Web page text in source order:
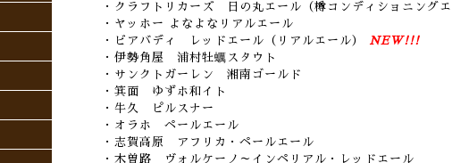
・クラフトリカーズ 日の丸エール（樽コンディショニングエ
・ヤッホー よなよなリアルエール
・ビアバディ レッドエール（リアルエール）
NEW!!!
・伊勢角屋 浦村牡蠣スタウト
・サンクトガーレン 湘南ゴールド
・箕面 ゆずホ和イト
・牛久 ピルスナー
・オラホ ペールエール
・志賀高原 アフリカ・ペールエール
・木曽路 ヴォルケーノ～インペリアル・レッドエール